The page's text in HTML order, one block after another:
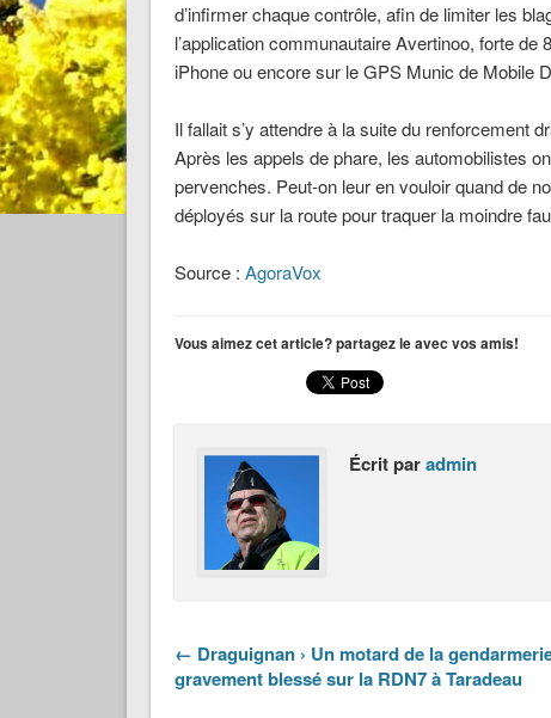
d’infirmer chaque contrôle, afin de limiter les
l’application communautaire Avertinoo, forte
iPhone ou encore sur le GPS Munic de Mobile
Il fallait s’y attendre à la suite du renforcement
Après les appels de phare, les automobilistes
pervenches. Peut-on leur en vouloir quand de
déployés sur la route pour traquer la moindre
Source : AgoraVox
Vous aimez cet article? partagez le avec vos amis!
Écrit paradmin
← Draguignan › Un motard de la
gravement blessé sur la RDN7 à Taradeau